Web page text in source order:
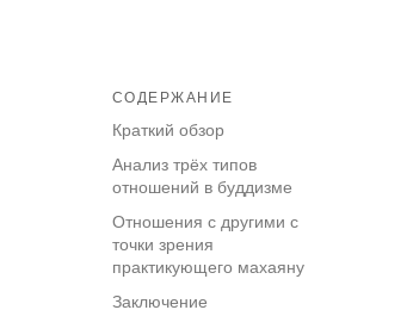
СОДЕРЖАНИЕ
Краткий обзор
Анализ трёх типов
отношений в буддизме
Отношения с другими с
точки зрения
практикующего махаяну
Заключение